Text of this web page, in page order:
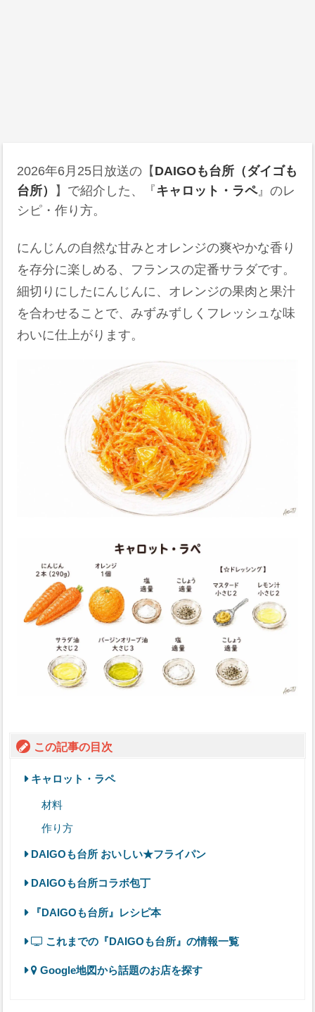
2026年6月25日 放送の【 DAIGOも台所（ダイゴも
台所）
】で紹介した、『キャロット・ラペ』のレ
シピ・作り方。
にんじんの自然な甘みとオレンジの爽やかな香り
を存分に楽しめる、フランスの定番サラダです。
細切りにしたにんじんに、オレンジの果肉と果汁
を合わせることで、みずみずしくフレッシュな味
わいに仕上がります。
この記事の目次
キャロット・ラペ
材料
作り方
DAIGOも台所 おいしい★フライパン
DAIGOも台所コラボ包丁
『DAIGOも台所』レシピ本
これまでの『DAIGOも台所』の情報一覧
Google地図から話題のお店を探す